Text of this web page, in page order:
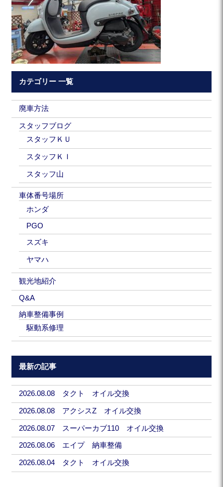
カテゴリー 一覧
廃車方法
スタッフブログ
スタッフＫＵ
スタッフＫＩ
スタッフ山
車体番号場所
ホンダ
PGO
スズキ
ヤマハ
観光地紹介
Q&A
納車整備事例
駆動系修理
最新の記事
2026.08.08 タクト オイル交換
2026.08.08 アクシスZ オイル交換
2026.08.07 スーパーカブ110 オイル交換
2026.08.06 エイプ 納車整備
2026.08.04 タクト オイル交換